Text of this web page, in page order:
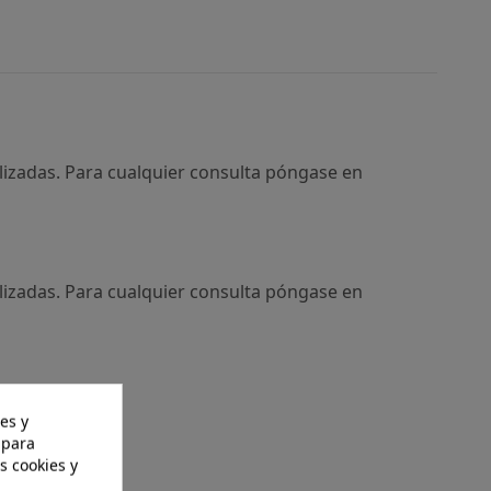
Para cualquier consulta póngase en
Para cualquier consulta póngase en
y
cookies y